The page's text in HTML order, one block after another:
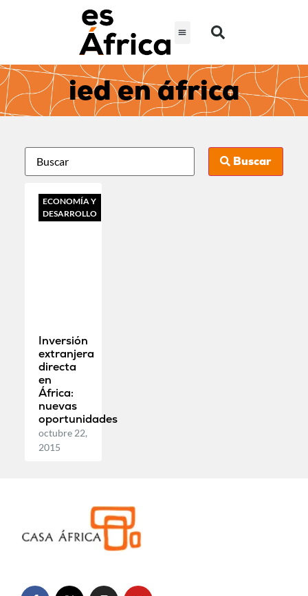
ied en áfrica
Buscar
ECONOMÍA Y
DESARROLLO
Inversión
extranjera
directa
en
África:
nuevas
oportunidades
octubre 22,
2015